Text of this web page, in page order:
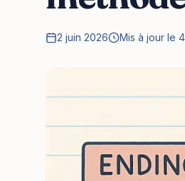
2 juin 2026 Mis à jour le